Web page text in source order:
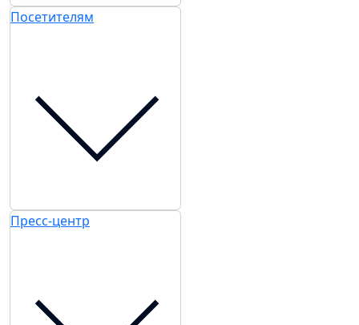
Посетителям
Пресс-центр